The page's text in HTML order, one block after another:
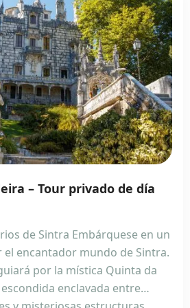
– Tour privado de día
de Sintra Embárquese en un
el encantador mundo de Sintra.
por la mística Quinta da
enclavada entre